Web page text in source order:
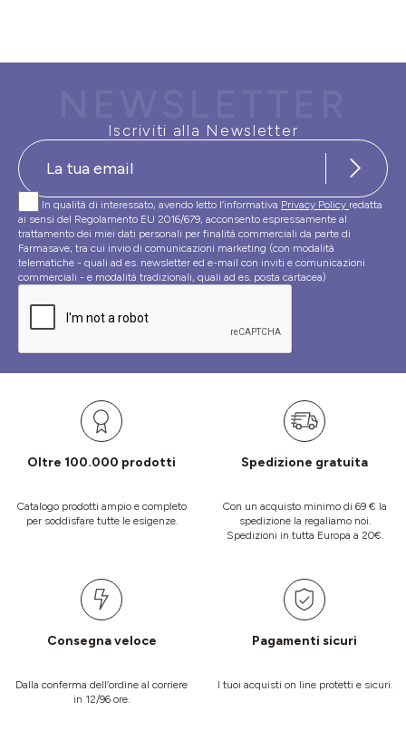
Iscriviti alla Newsletter
In qualità di interessato, avendo letto l’informativa Privacy Policy redatta
ai sensi del Regolamento EU 2016/679, acconsento espressamente al
trattamento dei miei dati personali per finalità commerciali da parte di
Farmasave, tra cui invio di comunicazioni marketing (con modalità
telematiche - quali ad es. newsletter ed e-mail con inviti e comunicazioni
commerciali - e modalità tradizionali, quali ad es. posta cartacea)
Oltre 100.000 prodotti
Catalogo prodotti ampio e completo
per soddisfare tutte le esigenze.
Spedizione gratuita
Con un acquisto minimo di 69 € la
spedizione la regaliamo noi.
Spedizioni in tutta Europa a 20€.
Consegna veloce
Dalla conferma dell’ordine al corriere
in 12/96 ore.
Pagamenti sicuri
I tuoi acquisti on line protetti e sicuri.